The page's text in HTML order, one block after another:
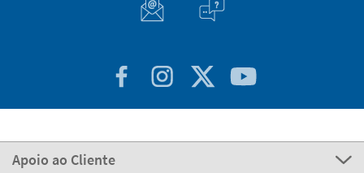
Stikets Global Brand